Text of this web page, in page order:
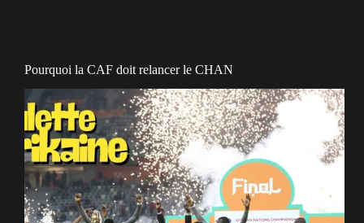
Pourquoi la CAF doit relancer le CHAN